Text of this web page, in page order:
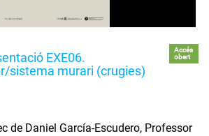
EXE06.
sistema murari (crugies)
Accés
obert
de Daniel García-Escudero, Professor